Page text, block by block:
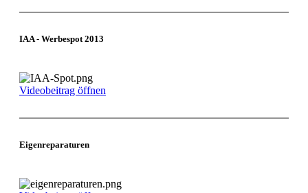
IAA - Werbespot 2013
Videobeitrag öffnen
Eigenreparaturen